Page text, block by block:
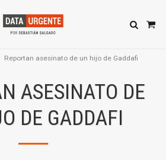
Reportan asesinato de un hijo de Gaddafi
ASESINATO DE
DE GADDAFI